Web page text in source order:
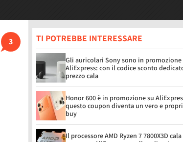
3 TI POTREBBE INTERESSARE
Gli auricolari Sony sono in promozione
AliExpress: con il codice sconto
prezzo cala
Honor 600 è in promozione su
questo coupon diventa un vero e
buy
Il processore AMD Ryzen 7 7800X3D